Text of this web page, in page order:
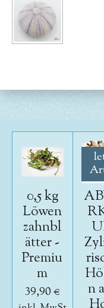
0,5 kg
Löwen
zahnbl
ätter -
Premiu
m
39,90 € n